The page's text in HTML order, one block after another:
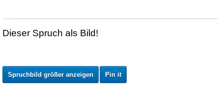
Dieser Spruch als Bild!
Spruchbild größer anzeigen Pin it